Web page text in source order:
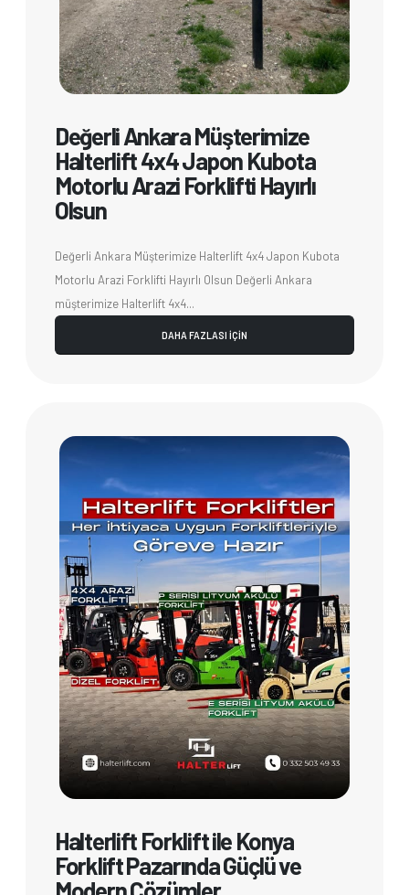
Değerli Ankara Müşterimize
Halterlift 4x4 Japon Kubota
Motorlu Arazi Forklifti Hayırlı
Olsun
Değerli Ankara Müşterimize Halterlift 4x4 Japon Kubota
Motorlu Arazi Forklifti Hayırlı Olsun Değerli Ankara
müşterimize Halterlift 4x4...
DAHA FAZLASI İÇİN
Halterlift Forklift ile Konya
Forklift Pazarında Güçlü ve